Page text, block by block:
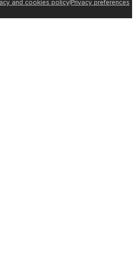
and cookies policy Privacy preferences